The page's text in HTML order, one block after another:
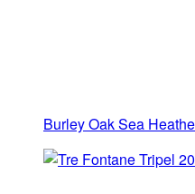
Burley Oak Sea